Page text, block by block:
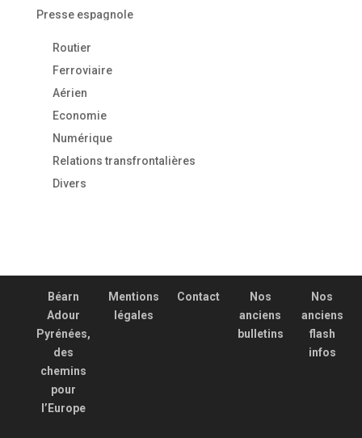
Presse espagnole
Routier
Ferroviaire
Aérien
Economie
Numérique
Relations transfrontalières
Divers
Béarn
Adour
Pyrénées,
des
chemins
pour
l’Europe
Mentions
légales
Contact
Nos
anciens
bulletins
Nos
anciens
flash
infos